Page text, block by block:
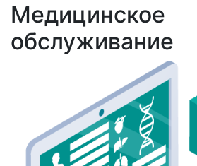
Медицинское
обслуживание